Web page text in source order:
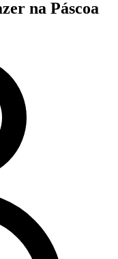
na Páscoa